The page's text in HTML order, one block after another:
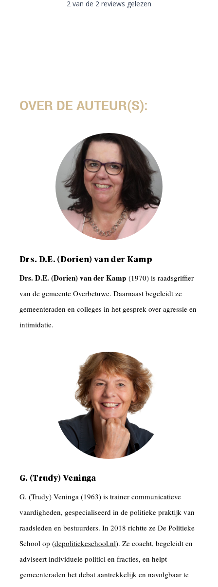
2 van de 2 reviews gelezen
OVER DE AUTEUR(S):
Drs. D.E. (Dorien) van der Kamp
Drs. D.E. (Dorien) van der Kamp (1970) is raadsgriffier
van de gemeente Overbetuwe. Daarnaast begeleidt ze
gemeenteraden en colleges in het gesprek over agressie en
intimidatie.
G. (Trudy) Veninga
G. (Trudy) Veninga (1963) is trainer communicatieve
vaardigheden, gespecialiseerd in de politieke praktijk van
raadsleden en bestuurders. In 2018 richtte ze De Politieke
School op (depolitiekeschool.nl). Ze coacht, begeleidt en
adviseert individuele politici en fracties, en helpt
gemeenteraden het debat aantrekkelijk en navolgbaar te